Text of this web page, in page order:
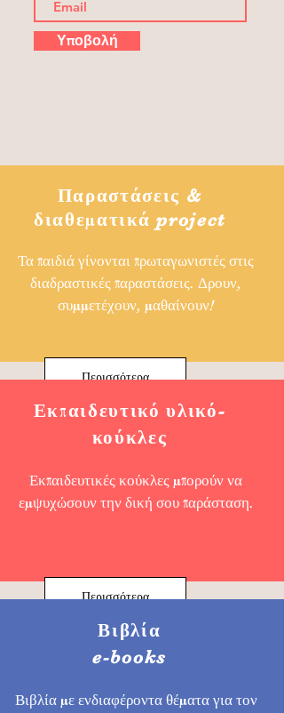
Υποβολή
Παραστάσεις &
διαθεματικά project
Τα παιδιά γίνονται πρωταγωνιστές στις
διαδραστικές παραστάσεις. Δρουν,
συμμετέχουν, μαθαίνουν!
Περισσότερα
Εκπαιδευτικό υλικό-
κούκλες
Εκπαιδευτικές κούκλες μπορούν να
εμψυχώσουν την δική σου παράσταση.
Περισσότερα
Βιβλία
e-books
Βιβλία με ενδιαφέροντα θέματα για τον